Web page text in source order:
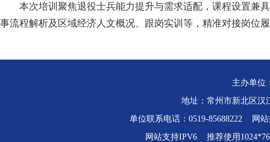
本次培训聚焦退役士兵能力提升与需求适配，课程设置兼
事流程解析及区域经济人文概况、跟岗实训等，精准对接岗位
主办单位
地址：常州市新北区
单位联系电话：0519-85688222 网站
网站支持IPV6 推荐使用